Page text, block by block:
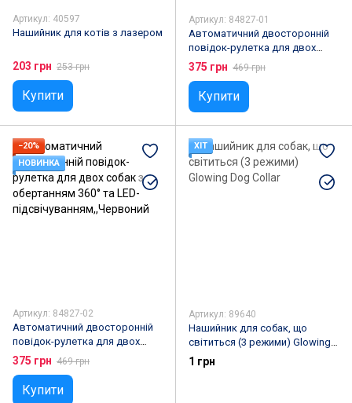
Артикул: 40597
Нашийник для котів з лазером
203 грн 253 грн
Купити
Артикул: 84827-01
Автоматичний двосторонній
повідок-рулетка для двох
собак з обертанням 360° та
LED-підсвічуванням,,синій
375 грн 469 грн
Купити
−20%
НОВИНКА
Артикул: 84827-02
Автоматичний двосторонній
повідок-рулетка для двох
собак з обертанням 360° та
LED-підсвічуванням,,Червоний
375 грн 469 грн
Купити
ХІТ
Артикул: 89640
Нашийник для собак, що
світиться (3 режими) Glowing
Dog Collar
1 грн